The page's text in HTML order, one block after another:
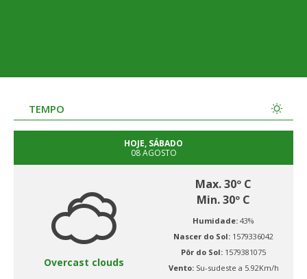
TEMPO
HOJE, SÁBADO
08 AGOSTO
Overcast clouds
Max. 30º C
Min. 30º C
Humidade: 43%
Nascer do Sol: 1579336042
Pôr do Sol: 1579381075
Vento: Su-sudeste a 5.92Km/h